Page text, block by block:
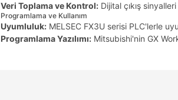
Veri Toplama ve Kontrol: Dijital çıkış
Programlama ve Kullanım
Uyumluluk: MELSEC FX3U serisi PLC'lerle
Programlama Yazılımı: Mitsubishi'nin GX